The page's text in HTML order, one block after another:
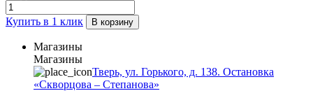
Купить в 1 клик В корзину
Магазины
Магазины
Тверь, ул. Горького, д. 138. Остановка
«Скворцова – Степанова»